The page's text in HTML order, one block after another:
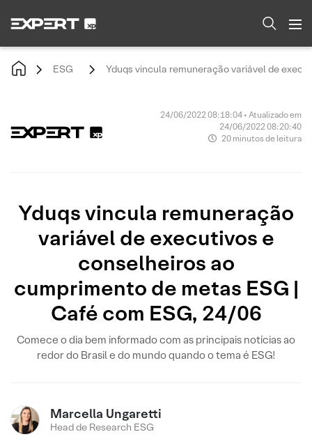
ESG Yduqs vincula remuneração variável de
24/06/2022 08:18:04 • Atualizado em
24/06/2022 08:20:40
20 minutos de leitura
Yduqs vincula remuneração
variável de executivos e
conselheiros ao
cumprimento de metas ESG |
Café com ESG, 24/06
Comece o dia bem informado com as principais notícias ao
redor do Brasil e do mundo quando o tema é ESG!
Marcella Ungaretti
Head de Research ESG